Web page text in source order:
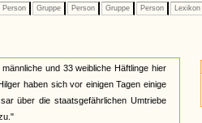
Person Gruppe Person Gruppe Person Lexikon
und 33 weibliche Häftlinge hier
haben sich vor einigen Tagen einige
über die staatsgefährlichen Umtriebe